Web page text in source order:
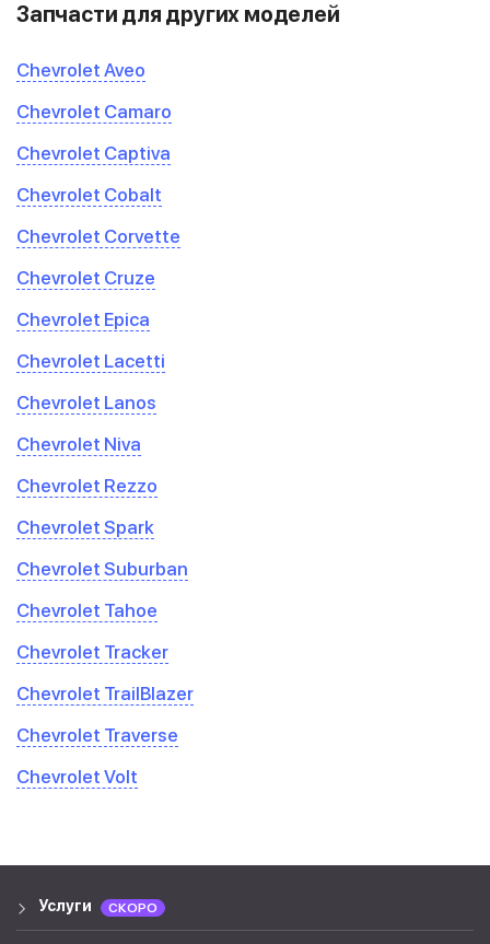
Запчасти для других моделей
Chevrolet Aveo
Chevrolet Camaro
Chevrolet Captiva
Chevrolet Cobalt
Chevrolet Corvette
Chevrolet Cruze
Chevrolet Epica
Chevrolet Lacetti
Chevrolet Lanos
Chevrolet Niva
Chevrolet Rezzo
Chevrolet Spark
Chevrolet Suburban
Chevrolet Tahoe
Chevrolet Tracker
Chevrolet TrailBlazer
Chevrolet Traverse
Chevrolet Volt
Услуги СКОРО